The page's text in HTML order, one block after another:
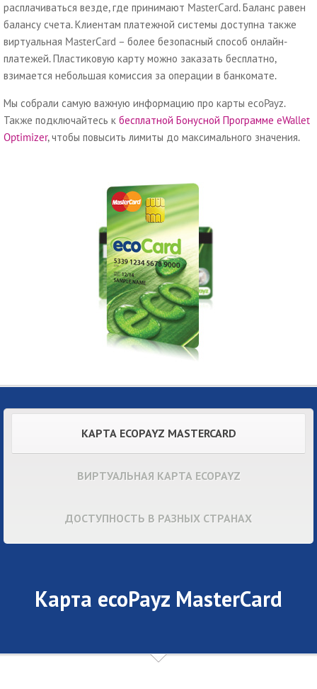
расплачиваться везде, где принимают MasterCard. Баланс равен
балансу счета. Клиентам платежной системы доступна также
виртуальная MasterCard – более безопасный способ онлайн-
платежей. Пластиковую карту можно заказать бесплатно,
взимается небольшая комиссия за операции в банкомате.
Мы собрали самую важную информацию про карты ecoPayz.
Также подключайтесь к бесплатной Бонусной Программе eWallet
Optimizer, чтобы повысить лимиты до максимального значения.
КАРТА ECOPAYZ MASTERCARD
ВИРТУАЛЬНАЯ КАРТА ECOPAYZ
ДОСТУПНОСТЬ В РАЗНЫХ СТРАНАХ
Карта ecoPayz MasterCard